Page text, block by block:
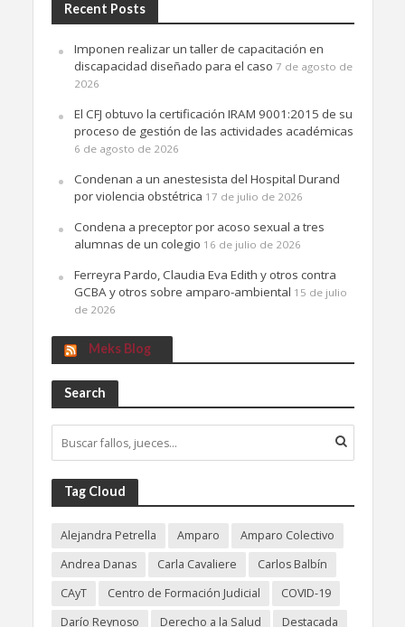
Recent Posts
Imponen realizar un taller de capacitación en
discapacidad diseñado para el caso 7 de agosto de
2026
El CFJ obtuvo la certificación IRAM 9001:2015 de su
proceso de gestión de las actividades académicas
6 de agosto de 2026
Condenan a un anestesista del Hospital Durand
por violencia obstétrica 17 de julio de 2026
Condena a preceptor por acoso sexual a tres
alumnas de un colegio 16 de julio de 2026
Ferreyra Pardo, Claudia Eva Edith y otros contra
GCBA y otros sobre amparo-ambiental 15 de julio
de 2026
Meks Blog
Search
Tag Cloud
Alejandra Petrella Amparo
Amparo Colectivo
Andrea Danas
Carla Cavaliere
Carlos Balbín
CAyT
Centro de Formación Judicial
COVID-19
Darío Reynoso
Derecho a la Salud Destacada